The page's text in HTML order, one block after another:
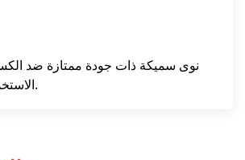
نوى سميكة ذات جودة ممتازة ضد
الاستخدام العام والشحذ.